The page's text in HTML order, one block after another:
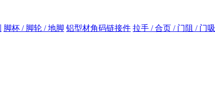
脚杯 / 脚轮 / 地脚 铝型材角码链接件 拉手 / 合页 / 门阻 / 门吸